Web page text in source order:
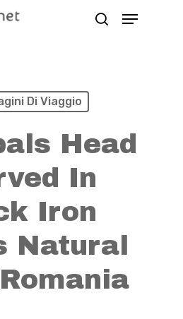
Menu
Di Viaggio
Head
In
Iron
Natural